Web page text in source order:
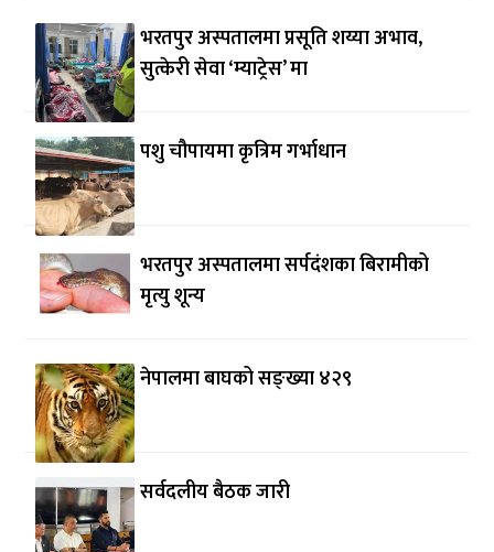
भरतपुर अस्पतालमा प्रसूति शय्या अभाव,
सुत्केरी सेवा ‘म्याट्रेस’ मा
पशु चौपायमा कृत्रिम गर्भाधान
भरतपुर अस्पतालमा सर्पदंशका बिरामीको
मृत्यु शून्य
नेपालमा बाघको सङ्ख्या ४२९
सर्वदलीय बैठक जारी